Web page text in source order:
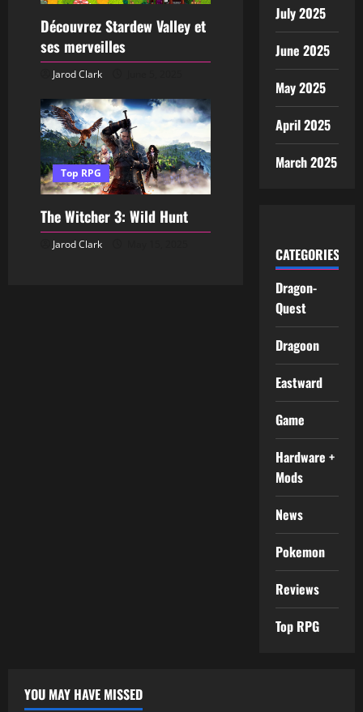
Découvrez Stardew Valley et
ses merveilles
Jarod Clark
Top RPG
The Witcher 3: Wild Hunt
Jarod Clark
July 2025
June 2025
May 2025
April 2025
March 2025
CATEGORIES
Dragon-
Quest
Dragoon
Eastward
Game
Hardware +
Mods
News
Pokemon
Reviews
Top RPG
YOU MAY HAVE MISSED